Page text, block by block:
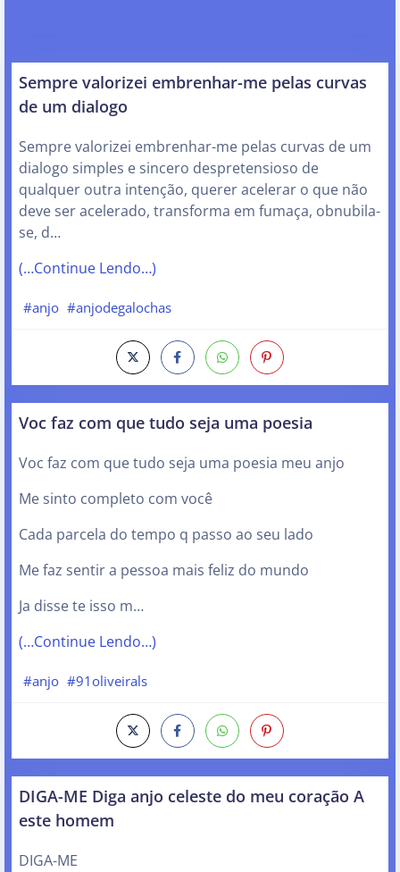
Sempre valorizei embrenhar-me pelas curvas
de um dialogo
Sempre valorizei embrenhar-me pelas curvas de um
dialogo simples e sincero despretensioso de
qualquer outra intenção, querer acelerar o que não
deve ser acelerado, transforma em fumaça, obnubila-
se, d…
(…Continue Lendo…)
#anjo #anjodegalochas
Voc faz com que tudo seja uma poesia
Voc faz com que tudo seja uma poesia meu anjo
Me sinto completo com você
Cada parcela do tempo q passo ao seu lado
Me faz sentir a pessoa mais feliz do mundo
Ja disse te isso m…
(…Continue Lendo…)
#anjo #91oliveirals
DIGA-ME Diga anjo celeste do meu coração A
este homem
DIGA-ME